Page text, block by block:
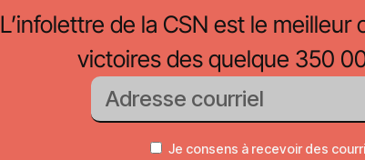
L’infolettre de la CSN est le
victoires des quelque 350
Je consens à recevoir des